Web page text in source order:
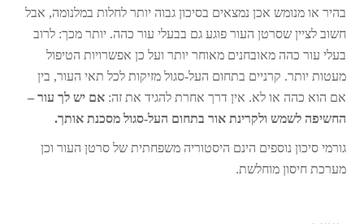
בהיר או מנומש אכן נמצאים בסיכון גבוה יותר לחלות במלנומה, אבל
חשוב לציין שסרטן העור פוגע גם בבעלי עור כהה. יותר מכך: לרוב
בעלי עור כהה מאובחנים מאוחר יותר ועל כן אפשרויות הטיפול
מעטות יותר. קרניים בתחום העל-סגול מזיקות לכל תאי העור, בין
אם הוא כהה או לא. אין דרך אחרת להגיד את זה:אם יש לך עור –
החשיפה לשמש ולקרינת אור בתחום העל-סגול מסכנת אותך.
גורמי סיכון נוספים הינם היסטוריה משפחתית של סרטן העור וכן
מערכת חיסון מוחלשת.